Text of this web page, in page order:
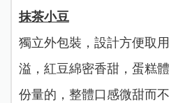
抹茶小豆
獨立外包裝，設計方便取
溢，紅豆綿密香甜，蛋糕
份量的，整體口感微甜而不